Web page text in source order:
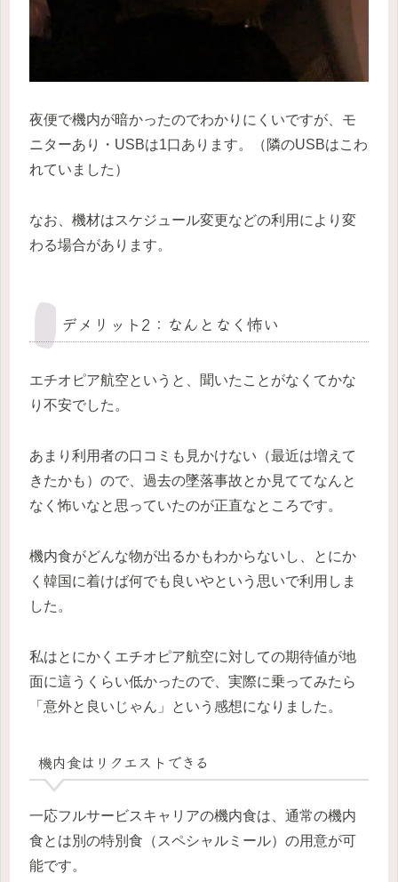
夜便で機内が暗かったのでわかりにくいですが、モ
ニターあり・USBは1口あります。（隣のUSBはこわ
れていました）
なお、機材はスケジュール変更などの利用により変
わる場合があります。
デメリット2：なんとなく怖い
エチオピア航空というと、聞いたことがなくてかな
り不安でした。
あまり利用者の口コミも見かけない（最近は増えて
きたかも）ので、過去の墜落事故とか見ててなんと
なく怖いなと思っていたのが正直なところです。
機内食がどんな物が出るかもわからないし、とにか
く韓国に着けば何でも良いやという思いで利用しま
した。
私はとにかくエチオピア航空に対しての期待値が地
面に這うくらい低かったので、実際に乗ってみたら
「意外と良いじゃん」という感想になりました。
機内食はリクエストできる
一応フルサービスキャリアの機内食は、通常の機内
食とは別の特別食（スペシャルミール）の用意が可
能です。